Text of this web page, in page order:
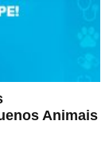
Animais